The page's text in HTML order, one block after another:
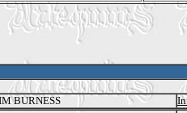
BURNESS